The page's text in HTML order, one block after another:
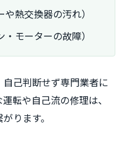
熱交換器の汚れ）
モーターの故障）
己判断せず専門業者に
転や自己流の修理は、
ります。